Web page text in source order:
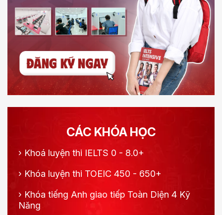
CÁC KHÓA HỌC
› Khoá luyện thi IELTS 0 - 8.0+
› Khóa luyện thi TOEIC 450 - 650+
› Khóa tiếng Anh giao tiếp Toàn Diện 4 Kỹ
Năng